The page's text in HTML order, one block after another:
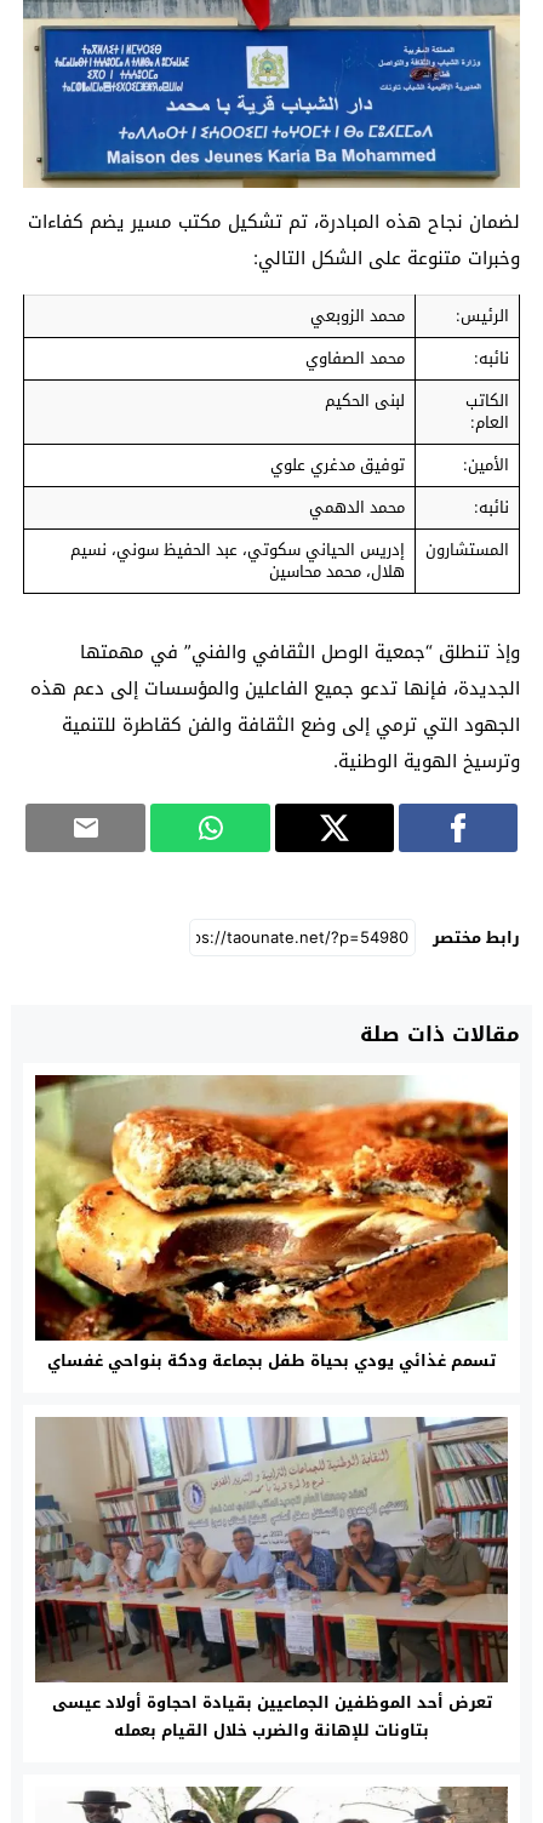
لضمان نجاح هذه المبادرة، تم تشكيل مكتب مسير يضم كفاءات
وخبرات متنوعة على الشكل التالي:
الرئيس:
محمد الزوبعي
نائبه:
محمد الصفاوي
الكاتب
العام:
لبنى الحكيم
الأمين:
توفيق مدغري علوي
نائبه:
محمد الدهمي
المستشارون
إدريس الحياني سكوتي، عبد الحفيظ سوني، نسيم
هلال، محمد محاسين
وإذ تنطلق “جمعية الوصل الثقافي والفني” في مهمتها
الجديدة، فإنها تدعو جميع الفاعلين والمؤسسات إلى دعم هذه
الجهود التي ترمي إلى وضع الثقافة والفن كقاطرة للتنمية
وترسيخ الهوية الوطنية.
رابط مختصر
مقالات ذات صلة
تسمم غذائي يودي بحياة طفل بجماعة ودكة بنواحي غفساي
تعرض أحد الموظفين الجماعيين بقيادة احجاوة أولاد عيسى
بتاونات للإهانة والضرب خلال القيام بعمله